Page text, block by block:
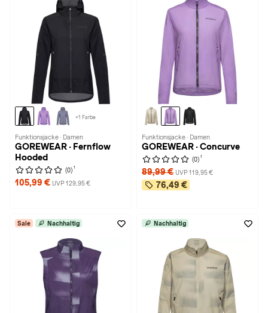
+1 Farbe
Funktionsjacke · Damen
GOREWEAR · Fernflow
Hooded
(0) 1
105,99 € UVP 129,95 €
Funktionsjacke · Damen
GOREWEAR · Concurve
(0) 1
89,99 € UVP 119,95 €
76,49 €
Sale Nachhaltig Nachhaltig